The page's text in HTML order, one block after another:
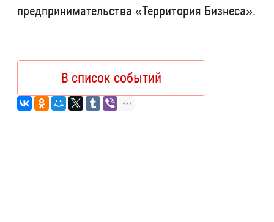
предпринимательства «Территория Бизнеса».
В список событий